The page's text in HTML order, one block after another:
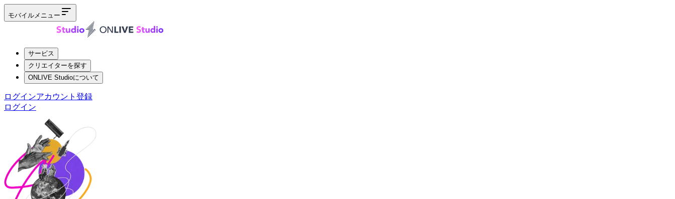
モバイルメニュー
サービス
クリエイターを探す
ONLIVE Studioについて
ログインアカウント登録
ログイン